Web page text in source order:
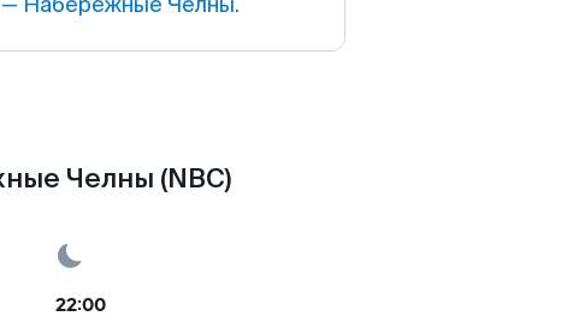
Челны (NBC)
22:00